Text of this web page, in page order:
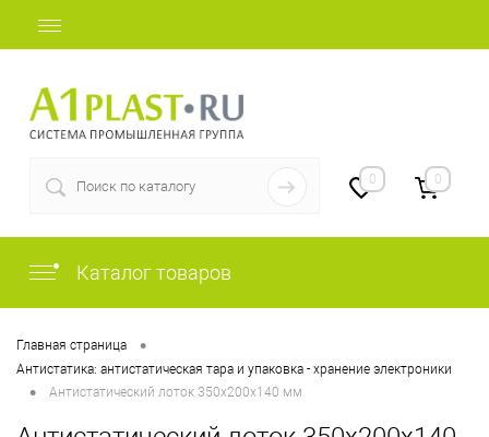
0 0
Каталог товаров
Главная страница •
Антистатика: антистатическая тара и упаковка - хранение электроники
• Антистатический лоток 350х200х140 мм